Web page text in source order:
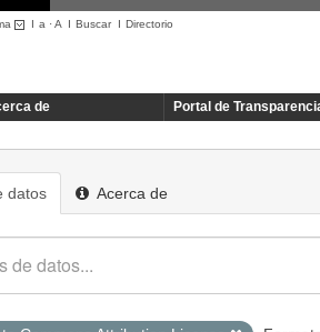
I a ·A I BuscarI Directorio
de Portal de
datos Acerca de